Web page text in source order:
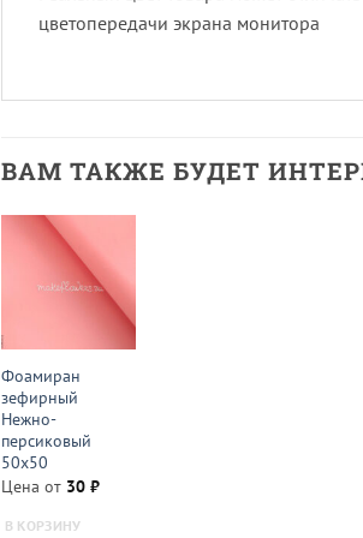
цветопередачи экрана монитора
ВАМ ТАКЖЕ БУДЕТ
Фоамиран
зефирный
Нежно-
персиковый
50х50
Цена от 30 ₽
В КОРЗИНУ